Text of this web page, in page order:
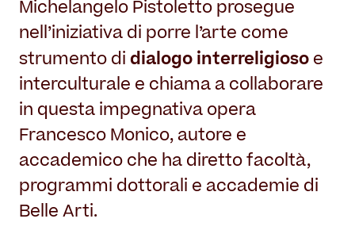
Michelangelo Pistoletto prosegue
nell’iniziativa di porre l’arte come
strumento di dialogo interreligioso e
interculturale e chiama a collaborare
in questa impegnativa opera
Francesco Monico, autore e
accademico che ha diretto facoltà,
programmi dottorali e accademie di
Belle Arti.